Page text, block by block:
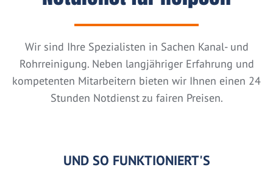
Wir sind Ihre Spezialisten in Sachen Kanal- und
Rohrreinigung. Neben langjähriger Erfahrung und
kompetenten Mitarbeitern bieten wir Ihnen einen 24
Stunden Notdienst zu fairen Preisen.
UND SO FUNKTIONIERT'S